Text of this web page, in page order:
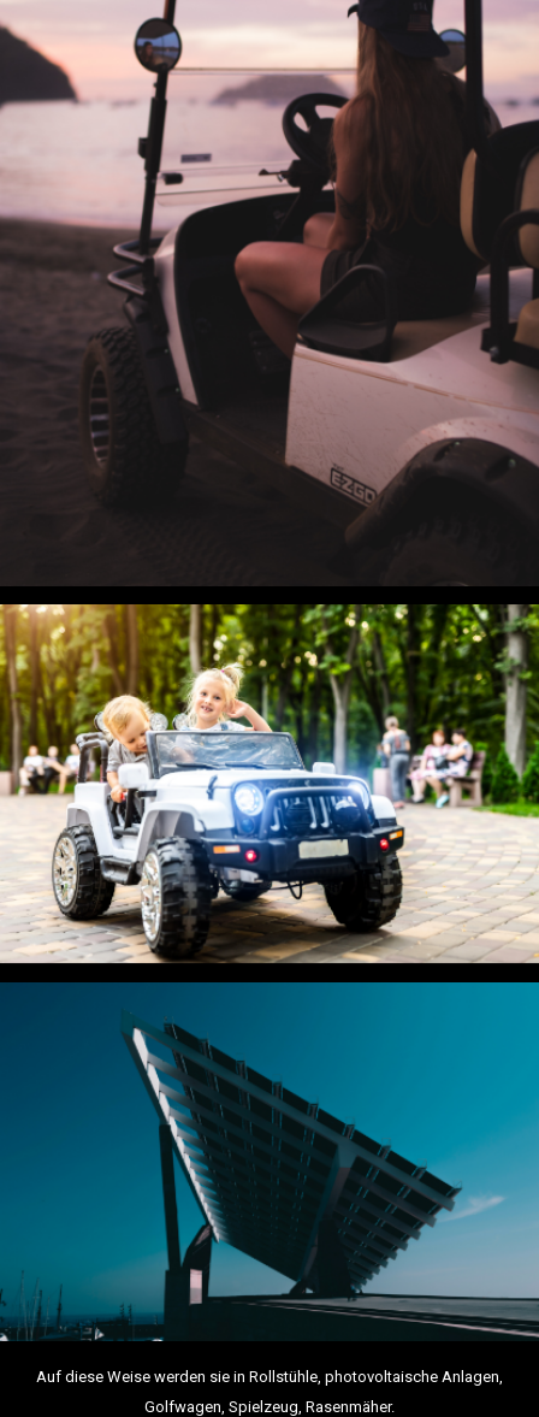
Auf diese Weise werden sie in Rollstühle, photovoltaische Anlagen,
Golfwagen, Spielzeug, Rasenmäher.